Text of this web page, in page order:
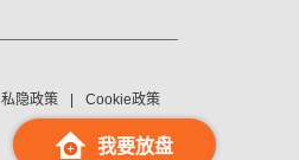
我要放盘
私隐政策 Cookie政策